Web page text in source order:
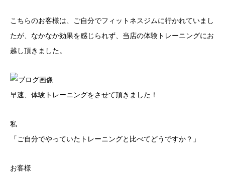
こちらのお客様は、ご自分でフィットネスジムに行かれていまし
たが、なかなか効果を感じられず、当店の体験トレーニングにお
越し頂きました。
早速、体験トレーニングをさせて頂きました！
私
「ご自分でやっていたトレーニングと比べてどうですか？」
お客様